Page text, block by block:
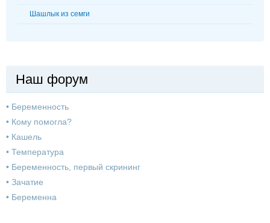
Шашлык из семги
Наш форум
• Беременность
• Кому помогла?
• Кашель
• Температура
• Беременность, первый скрининг
• Зачатие
• Беременна